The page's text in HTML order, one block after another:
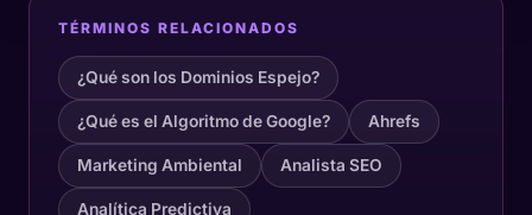
TÉRMINOS RELACIONADOS
¿Qué son los Dominios Espejo?
¿Qué es el Algoritmo de Google? Ahrefs
Marketing Ambiental Analista SEO
Analítica Predictiva